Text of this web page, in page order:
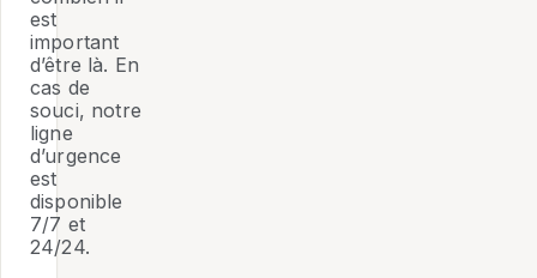
est
important
d’être là. En
cas de
souci, notre
ligne
d’urgence
est
disponible
7/7 et
24/24.